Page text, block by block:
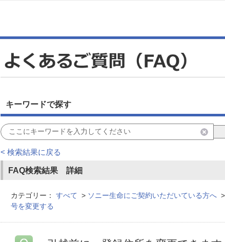
キーワードで探す
< 検索結果に戻る
FAQ検索結果 詳細
カテゴリー： すべて > ソニー生命にご契約いただいている方へ >
号を変更する